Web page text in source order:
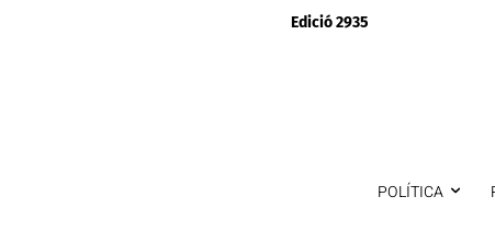
Edició 2935
POLÍTICA